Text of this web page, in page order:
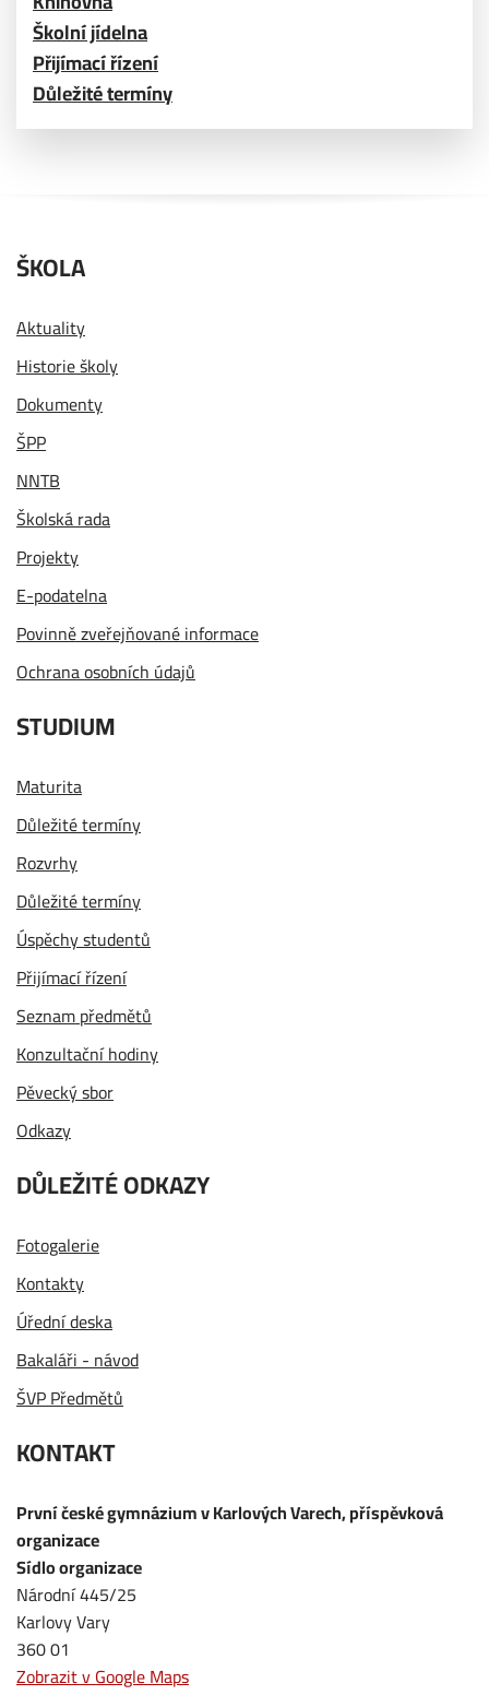
Školní jídelna
Přijímací řízení
Důležité termíny
ŠKOLA
Aktuality
Historie školy
Dokumenty
ŠPP
NNTB
Školská rada
Projekty
E-podatelna
Povinně zveřejňované informace
Ochrana osobních údajů
STUDIUM
Maturita
Důležité termíny
Rozvrhy
Důležité termíny
Úspěchy studentů
Přijímací řízení
Seznam předmětů
Konzultační hodiny
Pěvecký sbor
Odkazy
DŮLEŽITÉ ODKAZY
Fotogalerie
Kontakty
Úřední deska
Bakaláři - návod
ŠVP Předmětů
KONTAKT
První české gymnázium v Karlových Varech, příspěvková
organizace
Sídlo organizace
Národní 445/25
Karlovy Vary
360 01
Zobrazit v Google Maps